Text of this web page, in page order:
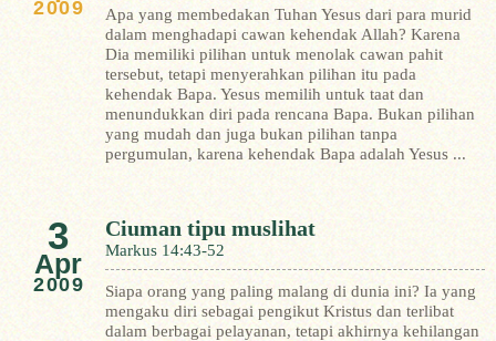
2009
Apa yang membedakan Tuhan Yesus dari para murid
dalam menghadapi cawan kehendak Allah? Karena
Dia memiliki pilihan untuk menolak cawan pahit
tersebut, tetapi menyerahkan pilihan itu pada
kehendak Bapa. Yesus memilih untuk taat dan
menundukkan diri pada rencana Bapa. Bukan pilihan
yang mudah dan juga bukan pilihan tanpa
pergumulan, karena kehendak Bapa adalah Yesus ...
3
Apr
2009
Ciuman tipu muslihat
Markus 14:43-52
Siapa orang yang paling malang di dunia ini? Ia yang
mengaku diri sebagai pengikut Kristus dan terlibat
dalam berbagai pelayanan, tetapi akhirnya kehilangan